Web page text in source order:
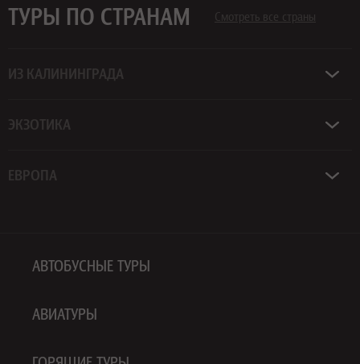
ТУРЫ ПО СТРАНАМ Смотреть все страны
ИЗ КАЛИНИНГРАДА
ЭКЗОТИКА
ЕВРОПА
АВТОБУСНЫЕ ТУРЫ
АВИАТУРЫ